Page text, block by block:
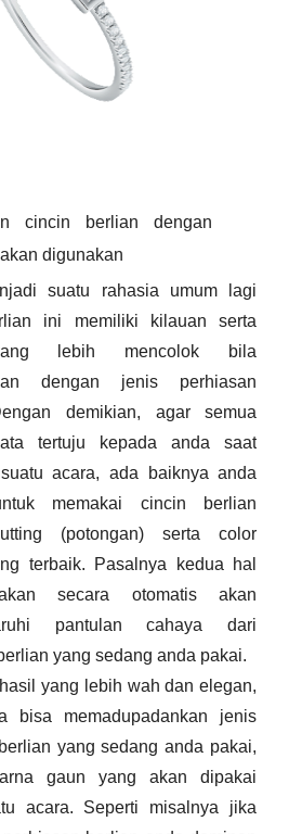
cincin berlian dengan
digunakan
suatu rahasia umum lagi
ini memiliki kilauan serta
lebih mencolok bila
dengan jenis perhiasan
demikian, agar semua
tertuju kepada anda saat
acara, ada baiknya anda
memakai cincin berlian
(potongan) serta color
terbaik. Pasalnya kedua hal
secara otomatis akan
pantulan cahaya dari
yang sedang anda pakai.
yang lebih wah dan elegan,
bisa memadupadankan jenis
yang sedang anda pakai,
gaun yang akan dipakai
acara. Seperti misalnya jika